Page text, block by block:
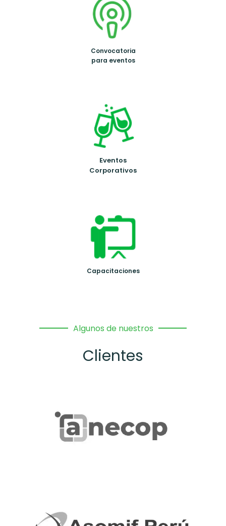
Convocatoria
para eventos
Eventos
Corporativos
Capacitaciones
Algunos de nuestros
Clientes